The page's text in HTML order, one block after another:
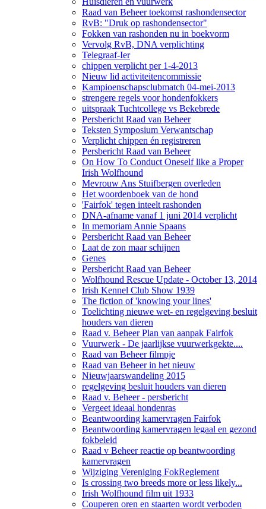
Raad van Beheer toekomst rashondensector
RvB: "Druk op rashondensector"
Fokken van rashonden nu in boekvorm
Vervolg RvB, DNA verplichting
Telegraaf-Ier
chippen verplicht per 1-4-2013
Nieuw lid activiteitencommissie
Kampioenschapsclubmatch 04-mei-2013
strengere regels voor hondenfokkers
uitspraak Tuchtcollege vs Bekebrede
Persbericht Raad van Beheer
Teksten Symposium Verwantschap
Verplicht chippen én registreren
Persbericht Raad van Beheer
On How To Conduct Oneself like a Proper
Irish Wolfhound
Mevrouw Ans Stuifbergen overleden
Het woordenboek van de hond
'Fairfok' tegen inteelt rashonden
DNA-afname vanaf 1 juni 2014 verplicht
In memoriam Annie Spaans
Persbericht Raad van Beheer
Laat de zon maar schijnen
Genes
Persbericht Raad van Beheer
Wolfhound Rescue Update - October 13, 2014
Irish Kennel Club Show 1939
The fiction of 'knowing your lines'
Toelichting nieuwe wet- en regelgeving besluit
houders van dieren
Raad v. Beheer Plan van aanpak Fairfok
Vuurwerk - De jaarlijkse vuurwerkgekte....
Raad van Beheer filmpje
Raad van Beheer in het nieuw
Nieuwjaarswandeling 2015
regelgeving besluit houders van dieren
Raad v. Beheer - persbericht
Vergeet ideaal hondenras
Beantwoording kamervragen Fairfok
Beantwoording kamervragen legaal en gezond
fokbeleid
Raad v Beheer reactie op beantwoording
kamervragen
Wijziging Vereniging FokReglement
Is crossing two breeds more or less likely...
Irish Wolfhound film uit 1933
Couperen oren en staarten wordt verboden